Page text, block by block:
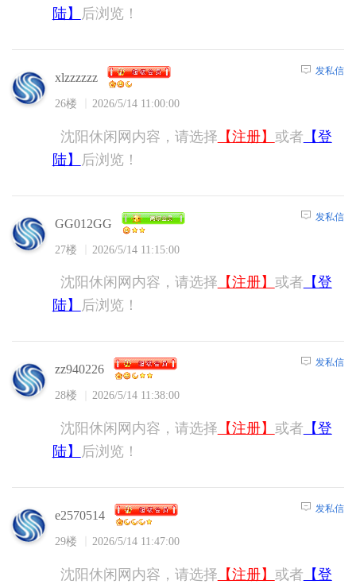
陆】
后浏览！
xlzzzzzz
26楼 2026/5/14 11:00:00
发私信
沈阳休闲网内容，请选择 【注册】 或者 【登
陆】
后浏览！
GG012GG
27楼 2026/5/14 11:15:00
发私信
沈阳休闲网内容，请选择 【注册】 或者 【登
陆】
后浏览！
zz940226
28楼 2026/5/14 11:38:00
发私信
沈阳休闲网内容，请选择 【注册】 或者 【登
陆】
后浏览！
e2570514
29楼 2026/5/14 11:47:00
发私信
沈阳休闲网内容，请选择 【注册】 或者 【登